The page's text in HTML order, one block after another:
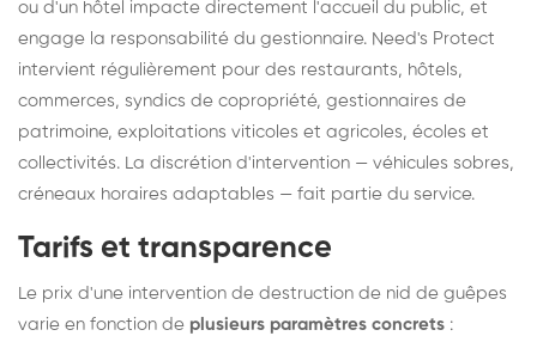
ou d'un hôtel impacte directement l'accueil du public, et
engage la responsabilité du gestionnaire. Need's Protect
intervient régulièrement pour des restaurants, hôtels,
commerces, syndics de copropriété, gestionnaires de
patrimoine, exploitations viticoles et agricoles, écoles et
collectivités. La discrétion d'intervention — véhicules sobres,
créneaux horaires adaptables — fait partie du service.
Tarifs et transparence
Le prix d'une intervention de destruction de nid de guêpes
varie en fonction de plusieurs paramètres concrets :